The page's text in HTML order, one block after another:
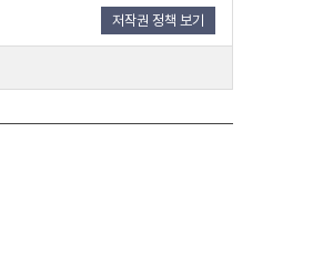
저작권 정책 보기